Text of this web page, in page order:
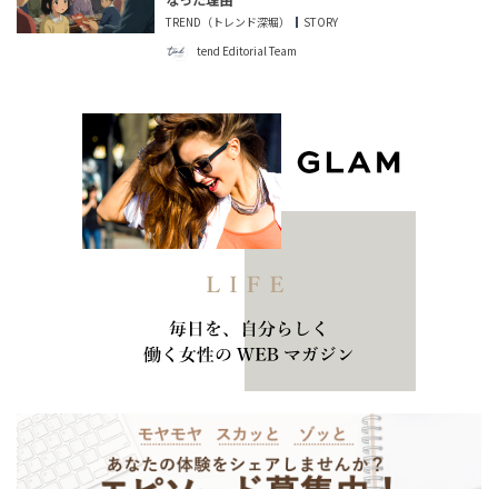
TREND（トレンド深堀）
STORY
tend Editorial Team